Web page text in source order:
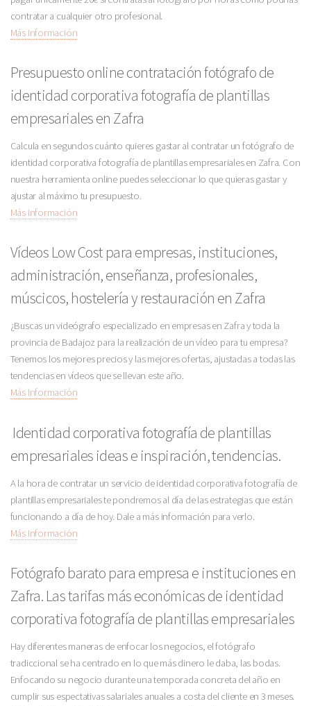
contratar a cualquier otro profesional.
Más Información
Presupuesto online contratación fotógrafo de
identidad corporativa fotografía de plantillas
empresariales en Zafra
Calcula en segundos cuánto quieres gastar al contratar un fotógrafo de
identidad corporativa fotografía de plantillas empresariales en Zafra. Con
nuestra herramienta online puedes seleccionar lo que quieras gastar y
ajustar al máximo tu presupuesto.
Más Información
Vídeos Low Cost para empresas, instituciones,
administración, enseñanza, profesionales,
múscicos, hostelería y restauración en Zafra
¿Buscas un videógrafo especializado en empresas en Zafra y toda la
provincia de Badajoz para la realización de un vídeo para tu empresa?
Tenemos los mejores precios y las mejores ofertas, ajustadas a todas las
tendencias en vídeos que se llevan este año.
Más Información
Identidad corporativa fotografía de plantillas
empresariales ideas e inspiración, tendencias.
A la hora de contratar un servicio de identidad corporativa fotografía de
plantillas empresariales te pondremos al día de las estrategias que están
funcionando a día de hoy. Dale a más información para verlo.
Más Información
Fotógrafo barato para empresa e instituciones en
Zafra. Las tarifas más económicas de identidad
corporativa fotografía de plantillas empresariales
Hay diferentes maneras de enfocar los negocios, el fotógrafo
tradiccional se ha centrado en lo que más dinero le daba, las bodas.
Enfocando su negocio durante una temporada concreta del año en
cumplir sus espectativas salariales anuales a costa del cliente en 3 meses.